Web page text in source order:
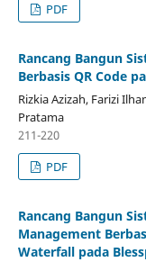
PDF
Rancang Bangun
Berbasis QR Code
Rizkia Azizah, Farizi
Pratama
211-220
PDF
Rancang Bangun
Management
Waterfall pada